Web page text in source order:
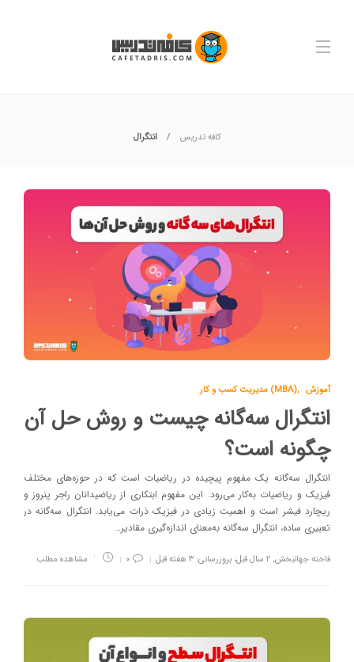
کافه تدریس انتگرال
مدیریت کسب و کار (MBA), آموزش
انتگرال سه‌گانه چیست و روش‌ حل آن
چگونه است؟
انتگرال سه‌گانه یک مفهوم پیچیده در ریاضیات است که در حوزه‌های مختلف
فیزیک و ریاضیات به‌کار می‌رود. این مفهوم ابتکاری از ریاضیدانان راجر پنروز و
ریچارد فیشر است و اهمیت زیادی در فیزیک ذرات می‌یابد. انتگرال سه‌گانه در
تعبیری ساده، انتگرال سه‌گانه به‌معنای اندازه‌گیری مقادیر…
فاخته جهانبخش,۲ سال قبل، بروزرسانی: ۳ هفته قبل ۰ مشاهده مطلب